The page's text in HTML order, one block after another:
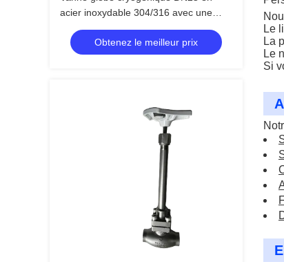
acier inoxydable 304/316 avec une
pression maximale de 5,0 MPa et une
plage de température de -196 °C à +80
Obtenez le meilleur prix
Le
La
Le
Si